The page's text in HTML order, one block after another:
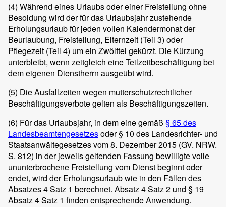
(4) Während eines Urlaubs oder einer Freistellung ohne
Besoldung wird der für das Urlaubsjahr zustehende
Erholungsurlaub für jeden vollen Kalendermonat der
Beurlaubung, Freistellung, Elternzeit (Teil 3) oder
Pflegezeit (Teil 4) um ein Zwölftel gekürzt. Die Kürzung
unterbleibt, wenn zeitgleich eine Teilzeitbeschäftigung bei
dem eigenen Dienstherrn ausgeübt wird.
(5) Die Ausfallzeiten wegen mutterschutzrechtlicher
Beschäftigungsverbote gelten als Beschäftigungszeiten.
(6) Für das Urlaubsjahr, in dem eine gemäß § 65 des
Landesbeamtengesetzesoder § 10 des Landesrichter- und
Staatsanwältegesetzes vom 8. Dezember 2015 (GV. NRW.
S. 812) in der jeweils geltenden Fassung bewilligte volle
ununterbrochene Freistellung vom Dienst beginnt oder
endet, wird der Erholungsurlaub wie in den Fällen des
Absatzes 4 Satz 1 berechnet. Absatz 4 Satz 2 und § 19
Absatz 4 Satz 1 finden entsprechende Anwendung.